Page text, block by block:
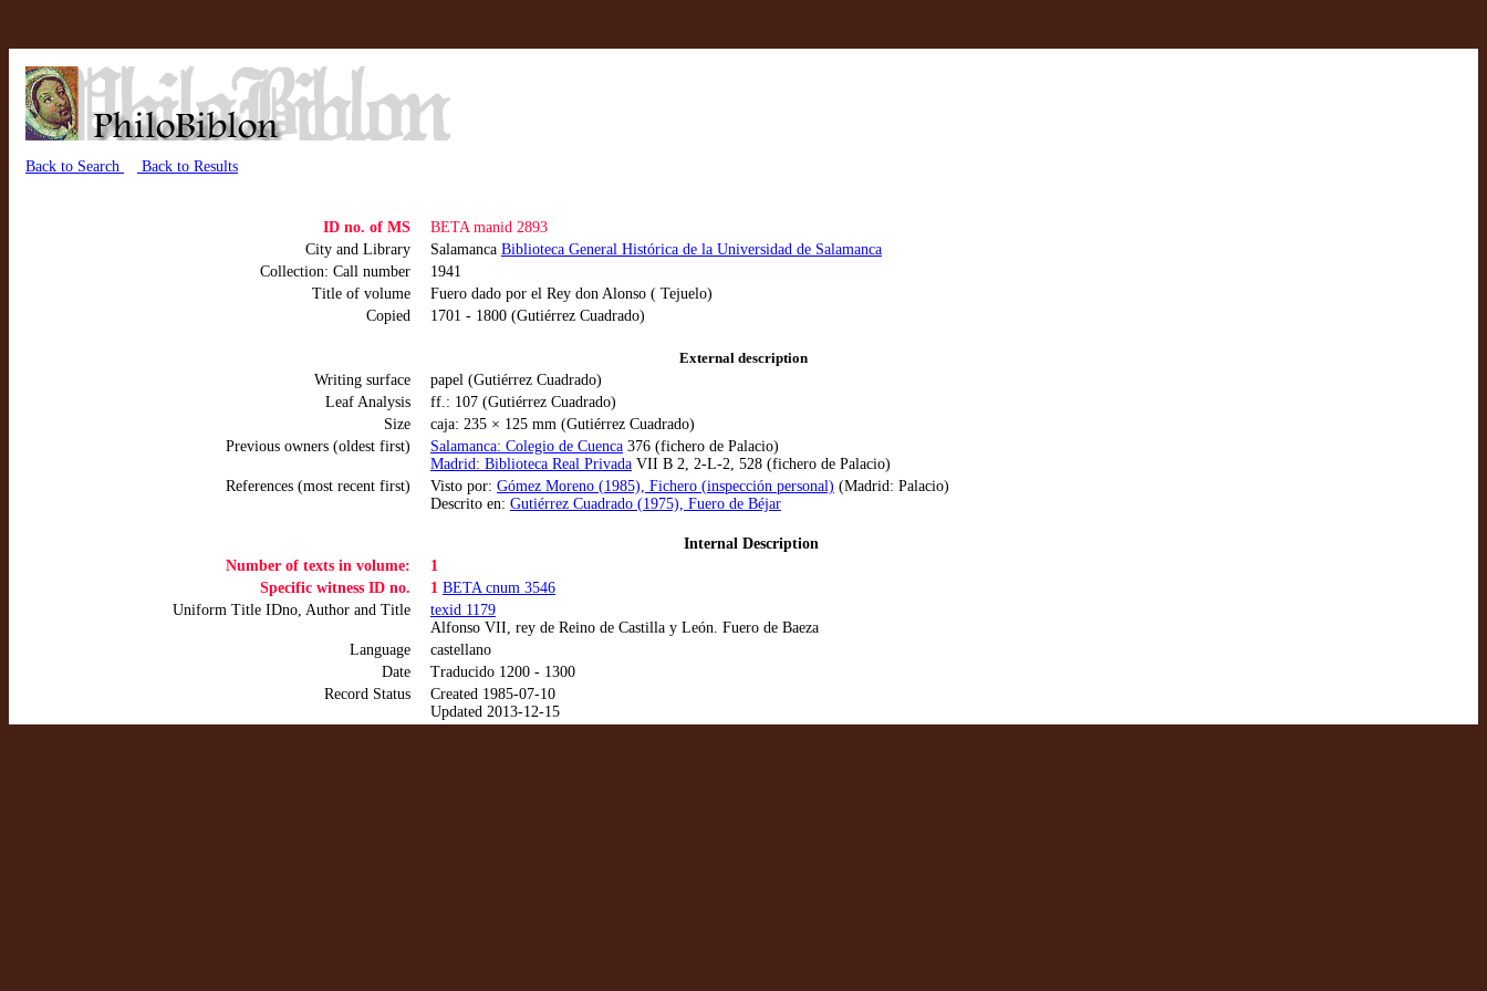
Back to Search Back to Results
ID no. of MS
BETA manid 2893
City and Library
Salamanca Biblioteca General Histórica de la Universidad de Salamanca
Collection: Call number
1941
Title of volume
Fuero dado por el Rey don Alonso ( Tejuelo)
Copied
1701 - 1800 (Gutiérrez Cuadrado)
External description
Writing surface
papel (Gutiérrez Cuadrado)
Leaf Analysis
ff.: 107 (Gutiérrez Cuadrado)
Size
caja: 235 × 125 mm (Gutiérrez Cuadrado)
Previous owners (oldest first)
Salamanca: Colegio de Cuenca 376 (fichero de Palacio)
Madrid: Biblioteca Real Privada VII B 2, 2-L-2, 528 (fichero de Palacio)
References (most recent first)
Visto por: Gómez Moreno (1985), Fichero (inspección personal) (Madrid: Palacio)
Descrito en: Gutiérrez Cuadrado (1975), Fuero de Béjar
Internal Description
Number of texts in volume:
1
Specific witness ID no.
1 BETA cnum 3546
Uniform Title IDno, Author and Title
texid 1179
Alfonso VII, rey de Reino de Castilla y León. Fuero de Baeza
Language
castellano
Date
Traducido 1200 - 1300
Record Status
Created 1985-07-10
Updated 2013-12-15